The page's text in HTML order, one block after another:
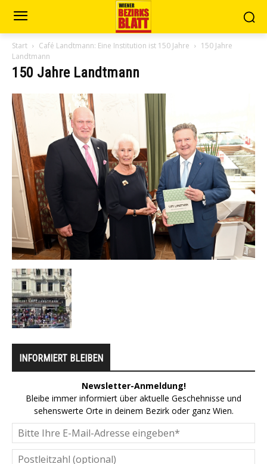
Start Café Landtmann: Eine Institution ist 150 Jahre
150 Jahre
Landtmann
150 Jahre Landtmann
INFORMIERT BLEIBEN
Newsletter-Anmeldung!
Bleibe immer informiert über aktuelle Geschehnisse und
sehenswerte Orte in deinem Bezirk oder ganz Wien.